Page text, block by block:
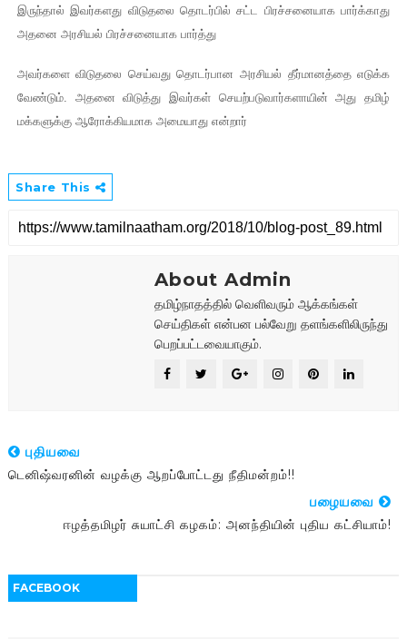
இருந்தால் இவர்களது விடுதலை தொடர்பில் சட்ட பிரச்சனையாக பார்க்காது
அதனை அரசியல் பிரச்சனையாக பார்த்து
அவர்களை விடுதலை செய்வது தொடர்பான அரசியல் தீர்மானத்தை எடுக்க
வேண்டும். அதனை விடுத்து இவர்கள் செயற்படுவார்களாயின் அது தமிழ்
மக்களுக்கு ஆரோக்கியமாக அமையாது என்றார்
Share This
About Admin
தமிழ்நாதத்தில் வெளிவரும் ஆக்கங்கள்
செய்திகள் என்பன பல்வேறு தளங்களிலிருந்து
பெறப்பட்டவையாகும்.
புதியவை
டெனிஷ்வரனின் வழக்கு ஆறப்போட்டது நீதிமன்றம்!!
பழையவை
ஈழத்தமிழர் சுயாட்சி கழகம்: அனந்தியின் புதிய கட்சியாம்!
FACEBOOK